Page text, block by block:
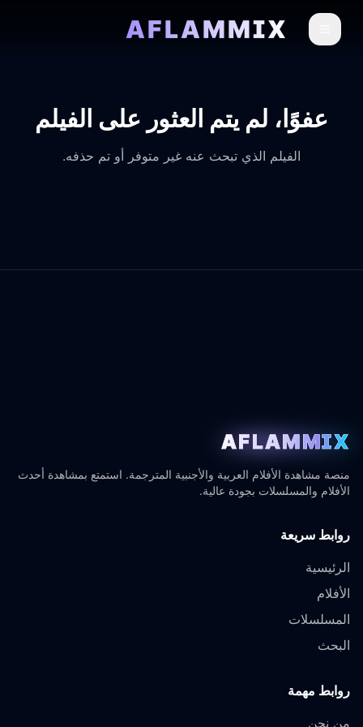
AFLAMMIX
عفوًا، لم يتم العثور على الفيلم
الفيلم الذي تبحث عنه غير متوفر أو تم حذفه.
AFLAMMIX
منصة مشاهدة الأفلام العربية والأجنبية المترجمة. استمتع بمشاهدة أحدث
الأفلام والمسلسلات بجودة عالية.
روابط سريعة
الرئيسية
الأفلام
المسلسلات
البحث
روابط مهمة
من نحن